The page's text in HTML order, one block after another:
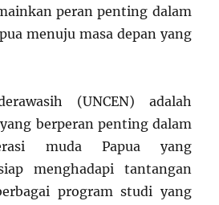
peran penting dalam
menuju masa depan yang
(UNCEN) adalah
berperan penting dalam
muda Papua yang
menghadapi tantangan
program studi yang